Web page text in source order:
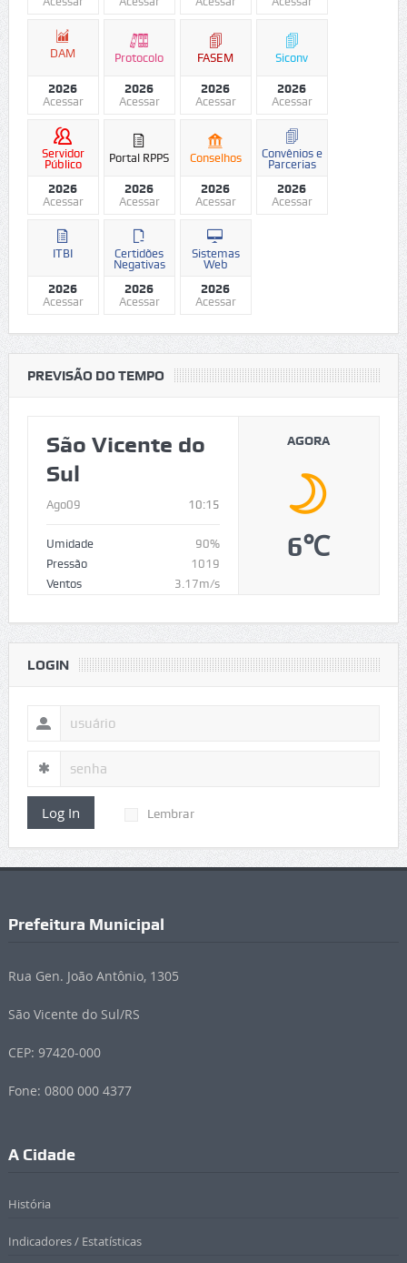
DAM
2026
Acessar
Protocolo
2026
Acessar
FASEM
2026
Acessar
Siconv
2026
Acessar
Servidor
Público
2026
Acessar
Portal RPPS
2026
Acessar
Conselhos
2026
Acessar
Convênios e
Parcerias
2026
Acessar
ITBI
2026
Acessar
Certidões
Negativas
2026
Acessar
Sistemas
Web
2026
Acessar
PREVISÃO DO TEMPO
São Vicente do
Sul
Ago09 10:15
Umidade
90%
Pressão
1019
Ventos
3.17m/s
AGORA
6℃
LOGIN
Log In Lembrar
Prefeitura Municipal
Rua Gen. João Antônio, 1305
São Vicente do Sul/RS
CEP: 97420-000
Fone: 0800 000 4377
A Cidade
História
Indicadores / Estatísticas